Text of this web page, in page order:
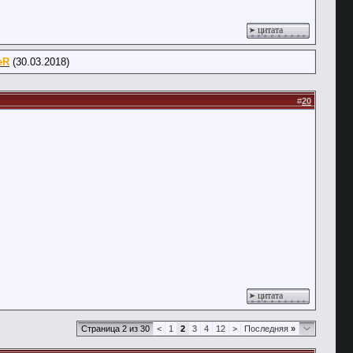
цитата
(30.03.2018)
#20
цитата
Страница 2 из 30 < 1 2 3 4 12 > Последняя »